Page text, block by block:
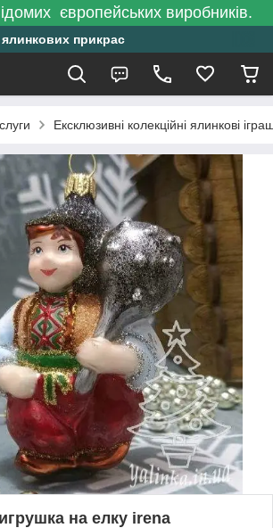
європейських виробників.
ялинкових прикрас
Ексклюзивні колекційні ялинкові
на елку irena